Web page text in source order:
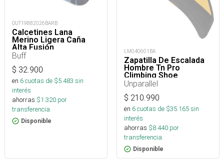
OUT19882026BARB
Calcetines Lana
Merino Ligera Caña
Alta Fusión
Buff
$ 32.900
en 6cuotas de $5.483 sin
interés
ahorras $1.320 por
transferencia.
Disponible
LM040601BA
Zapatilla De Escalada
Hombre Tn Pro
Climbing Shoe
Unparallel
$ 210.990
en 6cuotas de $35.165sin
interés
ahorras $8.440 por
transferencia.
Disponible